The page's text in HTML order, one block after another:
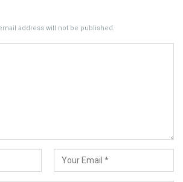
address will not be published.